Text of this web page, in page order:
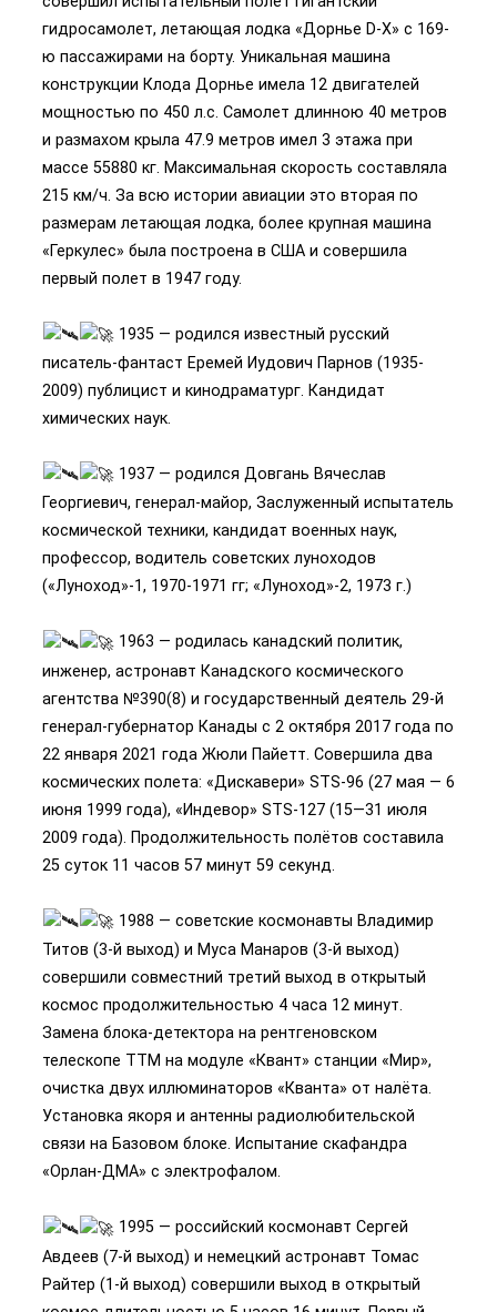
гидросамолет, летающая лодка «Дорнье D-X» с 169-
ю пассажирами на борту. Уникальная машина
конструкции Клода Дорнье имела 12 двигателей
мощностью по 450 л.с. Самолет длинною 40 метров
и размахом крыла 47.9 метров имел 3 этажа при
массе 55880 кг. Максимальная скорость составляла
215 км/ч. За всю истории авиации это вторая по
размерам летающая лодка, более крупная машина
«Геркулес» была построена в США и совершила
первый полет в 1947 году.
1935 — родился известный русский
писатель-фантаст Еремей Иудович Парнов (1935-
2009) публицист и кинодраматург. Кандидат
химических наук.
1937 — родился Довгань Вячеслав
Георгиевич, генерал-майор, Заслуженный испытатель
космической техники, кандидат военных наук,
профессор, водитель советских луноходов
(«Луноход»-1, 1970-1971 гг; «Луноход»-2, 1973 г.)
1963 — родилась канадский политик,
инженер, астронавт Канадского космического
агентства №390(8) и государственный деятель 29-й
генерал-губернатор Канады с 2 октября 2017 года по
22 января 2021 года Жюли Пайетт. Совершила два
космических полета: «Дискавери» STS-96 (27 мая — 6
июня 1999 года), «Индевор» STS-127 (15—31 июля
2009 года). Продолжительность полётов составила
25 суток 11 часов 57 минут 59 секунд.
1988 — советские космонавты Владимир
Титов (3-й выход) и Муса Манаров (3-й выход)
совершили совместний третий выход в открытый
космос продолжительностью 4 часа 12 минут.
Замена блока-детектора на рентгеновском
телескопе TTM на модуле «Квант» станции «Мир»,
очистка двух иллюминаторов «Кванта» от налёта.
Установка якоря и антенны радиолюбительской
связи на Базовом блоке. Испытание скафандра
«Орлан-ДМА» с электрофалом.
1995 — российский космонавт Сергей
Авдеев (7-й выход) и немецкий астронавт Томас
Райтер (1-й выход) совершили выход в открытый